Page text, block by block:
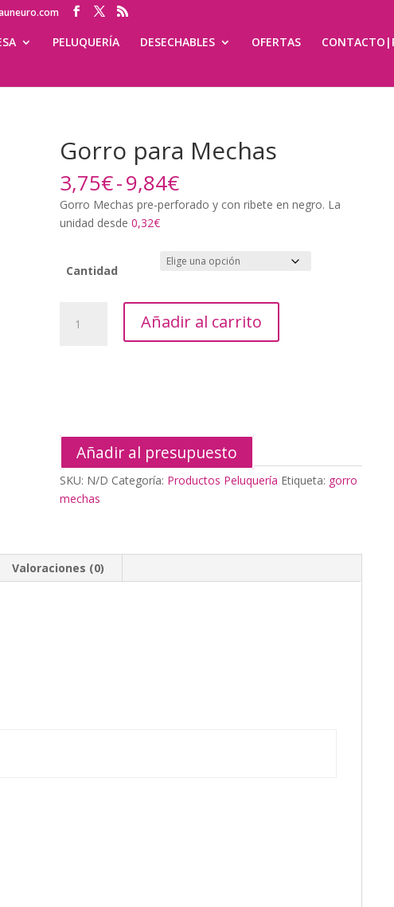
PELUQUERÍA DESECHABLES OFERTAS
Gorro para Mechas
3,75€-9,84€Rango
de
precios:
3,75€
hasta
Gorro Mechas pre-perforado y con ribete en negro. La
unidad desde0,32€
Cantidad
para
Añadir al carrito
Añadir al presupuesto
SKU: N/D Categoría: Productos Peluquería Etiqueta: gorro
mechas
Valoraciones (0)